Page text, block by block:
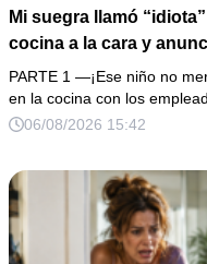
Mi suegra llamó
cocina a la cara y
millones y el 50% de
lugar”. Permanecí en
firmar; entonces
PARTE 1 —¡Ese niño no
en la cocina con los
06/08/2026 15:42